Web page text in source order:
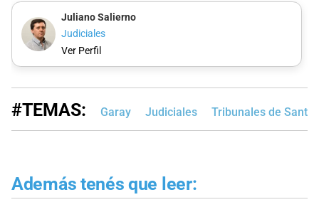
Juliano Salierno
Judiciales
Ver Perfil
#TEMAS: Garay Judiciales Tribunales de Santa
Además tenés que leer: